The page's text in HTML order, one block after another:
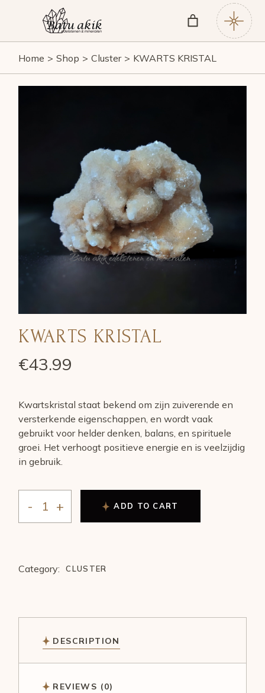
Home Shop Cluster KWARTS KRISTAL
KWARTS KRISTAL
€43.99
Kwartskristal staat bekend om zijn zuiverende en
versterkende eigenschappen, en wordt vaak
gebruikt voor helder denken, balans, en spirituele
groei. Het verhoogt positieve energie en is veelzijdig
in gebruik.
KWARTS KRISTAL quantity
ADD TO CART
Category: CLUSTER
DESCRIPTION
REVIEWS (0)